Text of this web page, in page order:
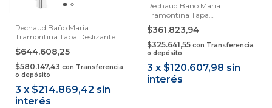
Rechaud Baño Maria
Tramontina Tapa Deslizante
9lt Samihome
$644.608,25
$580.147,43 con Transferencia
o depósito
3 x $214.869,42 sin
interés
Rechaud Baño Maria
Tramontina Tapa
Desmontable Samihome
$361.823,94
$325.641,55 con Transferencia
o depósito
3 x $120.607,98 sin
interés